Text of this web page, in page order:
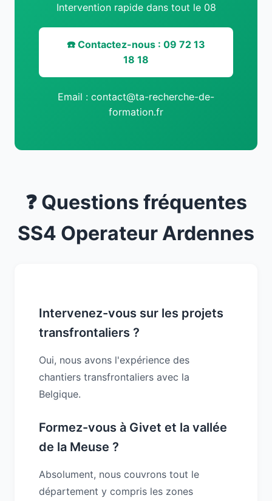
Intervention rapide dans tout le 08
☎️ Contactez-nous : 09 72 13
18 18
Email : contact@ta-recherche-de-
formation.fr
❓ Questions fréquentes
SS4 Operateur Ardennes
Intervenez-vous sur les projets
transfrontaliers ?
Oui, nous avons l'expérience des
chantiers transfrontaliers avec la
Belgique.
Formez-vous à Givet et la vallée
de la Meuse ?
Absolument, nous couvrons tout le
département y compris les zones